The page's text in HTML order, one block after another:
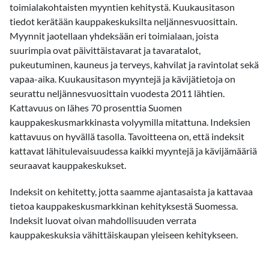
toimialakohtaisten myyntien kehitystä. Kuukausitason
tiedot kerätään kauppakeskuksilta neljännesvuosittain.
Myynnit jaotellaan yhdeksään eri toimialaan, joista
suurimpia ovat päivittäistavarat ja tavaratalot,
pukeutuminen, kauneus ja terveys, kahvilat ja ravintolat sekä
vapaa-aika. Kuukausitason myyntejä ja kävijätietoja on
seurattu neljännesvuosittain vuodesta 2011 lähtien.
Kattavuus on lähes 70 prosenttia Suomen
kauppakeskusmarkkinasta volyymilla mitattuna. Indeksien
kattavuus on hyvällä tasolla. Tavoitteena on, että indeksit
kattavat lähitulevaisuudessa kaikki myyntejä ja kävijämääriä
seuraavat kauppakeskukset.
Indeksit on kehitetty, jotta saamme ajantasaista ja kattavaa
tietoa kauppakeskusmarkkinan kehityksestä Suomessa.
Indeksit luovat oivan mahdollisuuden verrata
kauppakeskuksia vähittäiskaupan yleiseen kehitykseen.